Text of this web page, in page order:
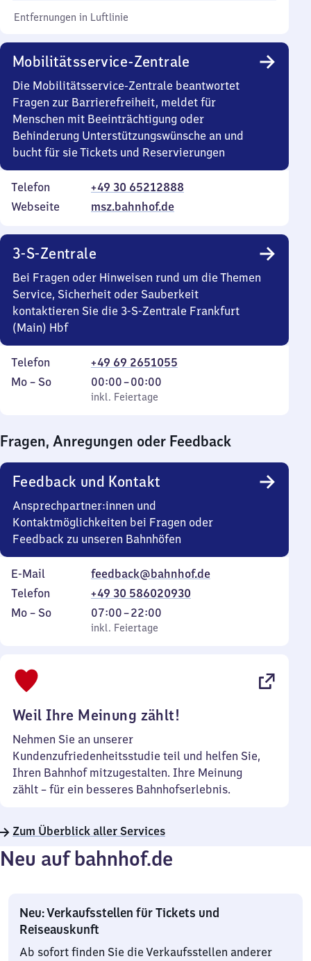
Entfernungen in Luftlinie
Mobilitätsservice-Zentrale
Die Mobilitätsservice-Zentrale beantwortet
Fragen zur Barrierefreiheit, meldet für
Menschen mit Beeinträchtigung oder
Behinderung Unterstützungswünsche an und
bucht für sie Tickets und Reservierungen
Telefon
+49 30 65212888
Webseite
msz.bahnhof.de
3-S-Zentrale
Bei Fragen oder Hinweisen rund um die Themen
Service, Sicherheit oder Sauberkeit
kontaktieren Sie die 3-S-Zentrale Frankfurt
(Main) Hbf
Telefon
+49 69 2651055
Montag
Mo – So,
inkl. Feiertage
00:00–00:00
Von
0
0
Uhr
inkl. Feiertage
Fragen, Anregungen oder Feedback
Feedback und Kontakt
Ansprechpartner:innen und
Kontaktmöglichkeiten bei Fragen oder
Feedback zu unseren Bahnhöfen
E-Mail
feedback@bahnhof.de
Telefon
+49 30 586020930
Montag
Mo – So,
inkl. Feiertage
07:00–22:00
Von
7
inkl. Feiertage
Weil Ihre Meinung zählt!
Nehmen Sie an unserer
Kundenzufriedenheitsstudie teil und helfen Sie,
Ihren Bahnhof mitzugestalten. Ihre Meinung
zählt – für ein besseres Bahnhofserlebnis.
Zum Überblick aller Services
Neu auf bahnhof.de
Neu: Verkaufsstellen für Tickets und
Reiseauskunft
Ab sofort finden Sie die Verkaufsstellen anderer